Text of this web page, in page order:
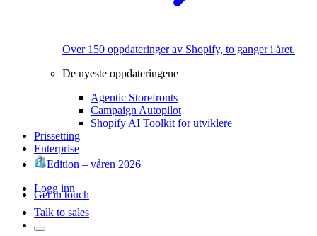
Over 150 oppdateringer av Shopify, to ganger i året.
De nyeste oppdateringene
Agentic Storefronts
Campaign Autopilot
Shopify AI Toolkit for utviklere
Prissetting
Enterprise
Edition – våren 2026
Logg inn
Get in touch
Talk to sales